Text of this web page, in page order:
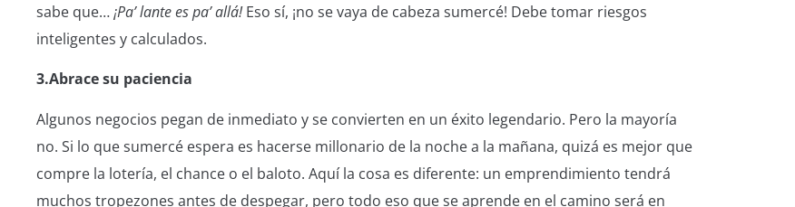
sabe que…¡Pa’ lante es pa’ allá!Eso sí, ¡no se vaya de cabeza sumercé! Debe tomar riesgos
inteligentes y calculados.
3.Abrace su paciencia
Algunos negocios pegan de inmediato y se convierten en un éxito legendario. Pero la mayoría
no. Si lo que sumercé espera es hacerse millonario de la noche a la mañana, quizá es mejor que
compre la lotería, el chance o el baloto. Aquí la cosa es diferente: un emprendimiento tendrá
muchos tropezones antes de despegar, pero todo eso que se aprende en el camino será en